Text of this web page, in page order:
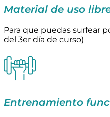
Material de uso
Para que puedas surfear
del 3er día de curso)
Entrenamiento